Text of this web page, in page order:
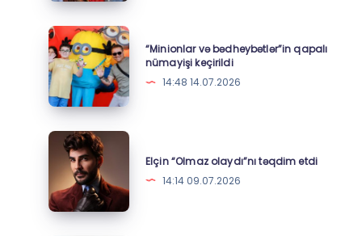
Festivalında
örnək
addım
–
Foto
“Minionlar
və
bədheybətlər”in
qapalı
nümayişi
keçirildi
“Minionlar və bədheybətlər”in qapalı
nümayişi keçirildi
14:48 14.07.2026
Elçin
“Olmaz
olaydı”nı
təqdim
etdi
Elçin “Olmaz olaydı”nı təqdim etdi
14:14 09.07.2026